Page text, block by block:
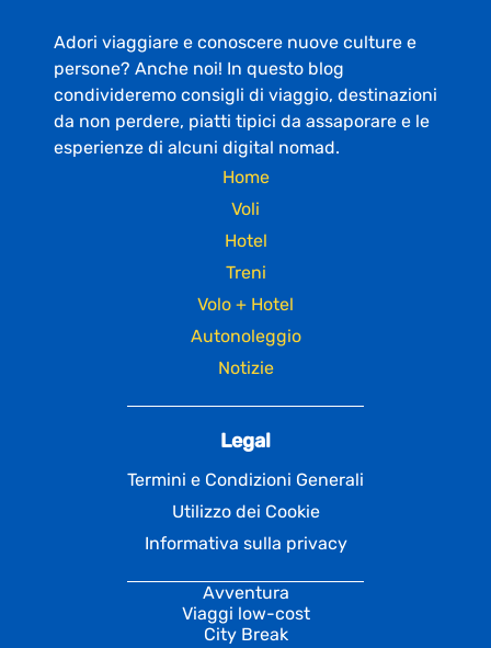
Adori viaggiare e conoscere nuove culture e
persone? Anche noi! In questo blog
condivideremo consigli di viaggio, destinazioni
da non perdere, piatti tipici da assaporare e le
esperienze di alcuni digital nomad.
Home
Voli
Hotel
Treni
Volo + Hotel
Autonoleggio
Notizie
Legal
Termini e Condizioni Generali
Utilizzo dei Cookie
Informativa sulla privacy
Avventura
Viaggi low-cost
City Break